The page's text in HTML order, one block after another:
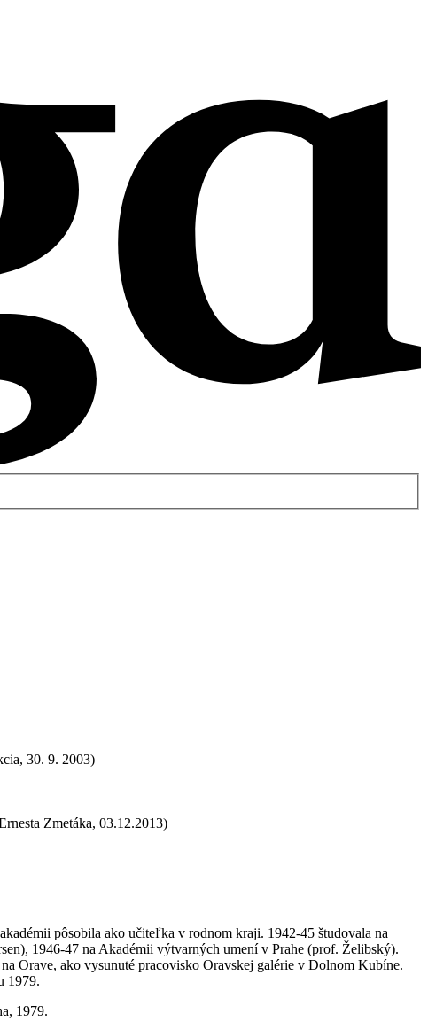
30. 9. 2003)
Zmetáka, 03.12.2013)
pôsobila ako učiteľka v rodnom kraji. 1942-45 študovala na
1946-47 na Akadémii výtvarných umení v Prahe (prof. Želibský).
Orave, ako vysunuté pracovisko Oravskej galérie v Dolnom Kubíne.
1979.
1979.